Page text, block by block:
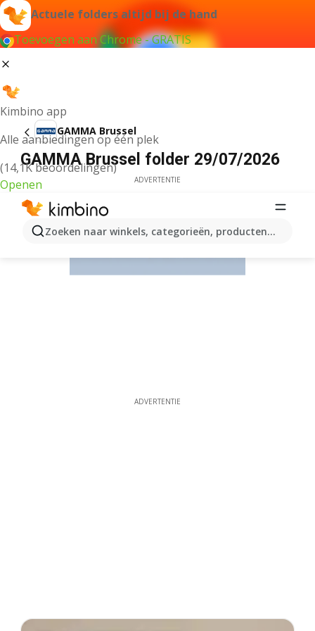
Actuele folders altijd bij de hand
Toevoegen aan Chrome - GRATIS
Kimbino app
Alle aanbiedingen op één plek
(14,1K beoordelingen)
Openen
Zoeken naar winkels, categorieën, producten...
GAMMA Brussel
GAMMA Brussel folder 29/07/2026
ADVERTENTIE
ADVERTENTIE